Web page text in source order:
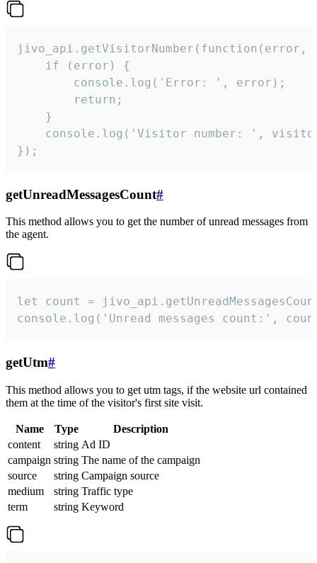
jivo_api.getVisitorNumber(function(error,
    if (error) {
        console.log('Error: ', error);
        return;
    }
console.log('Visitor number: ',
});
getUnreadMessagesCount#
This method allows you to get the number of unread messages from
the agent.
let count =
console.log('Unread messages count:',
getUtm#
This method allows you to get utm tags, if the website url contained
them at the time of the visitor's first site visit.
Name Type
Description
content
string Ad ID
campaign string The name of the campaign
source
string Campaign source
medium
string Traffic type
term
string Keyword